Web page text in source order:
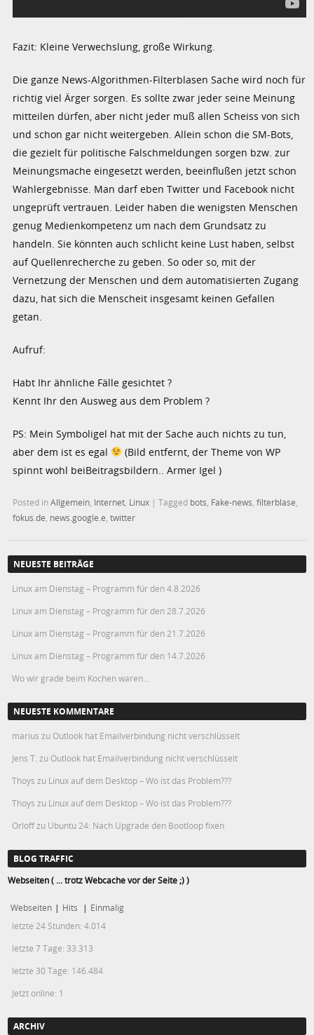
Fazit: Kleine Verwechslung, große Wirkung.
Die ganze News-Algorithmen-Filterblasen Sache wird noch für
richtig viel Ärger sorgen. Es sollte zwar jeder seine Meinung
mitteilen dürfen, aber nicht jeder muß allen Scheiss von sich
und schon gar nicht weitergeben. Allein schon die SM-Bots,
die gezielt für politische Falschmeldungen sorgen bzw. zur
Meinungsmache eingesetzt werden, beeinflußen jetzt schon
Wahlergebnisse. Man darf eben Twitter und Facebook nicht
ungeprüft vertrauen. Leider haben die wenigsten Menschen
genug Medienkompetenz um nach dem Grundsatz zu
handeln. Sie könnten auch schlicht keine Lust haben, selbst
auf Quellenrecherche zu geben. So oder so, mit der
Vernetzung der Menschen und dem automatisierten Zugang
dazu, hat sich die Menscheit insgesamt keinen Gefallen
getan.
Aufruf:
Habt Ihr ähnliche Fälle gesichtet ?
Kennt Ihr den Ausweg aus dem Problem ?
PS: Mein Symboligel hat mit der Sache auch nichts zu tun,
aber dem ist es egal
(Bild entfernt, der Theme von WP
spinnt wohl beiBeitragsbildern.. Armer Igel )
Posted inAllgemein Internet Linux |Tagged bots Fake-news ,filterblase
fokus.de news.google.e ,twitter
NEUESTE BEITRÄGE
Linux am Dienstag – Programm für den 4.8.2026
Linux am Dienstag – Programm für den 28.7.2026
Linux am Dienstag – Programm für den 21.7.2026
Linux am Dienstag – Programm für den 14.7.2026
Wo wir grade beim Kochen waren…
NEUESTE KOMMENTARE
marius zu Outlook hat Emailverbindung nicht verschlüsselt
Jens T. zu Outlook hat Emailverbindung nicht verschlüsselt
Thoys zu Linux auf dem Desktop – Wo ist das Problem???
Thoys zu Linux auf dem Desktop – Wo ist das Problem???
Orloffzu Ubuntu 24: Nach Upgrade den Bootloop fixen
BLOG TRAFFIC
Webseiten ( ... trotz Webcache vor der Seite ;) )
Webseiten | Hits | Einmalig
letzte 24 Stunden:4.014
letzte 7 Tage: 33.313
letzte 30 Tage: 146.484
Jetzt online: 1
ARCHIV